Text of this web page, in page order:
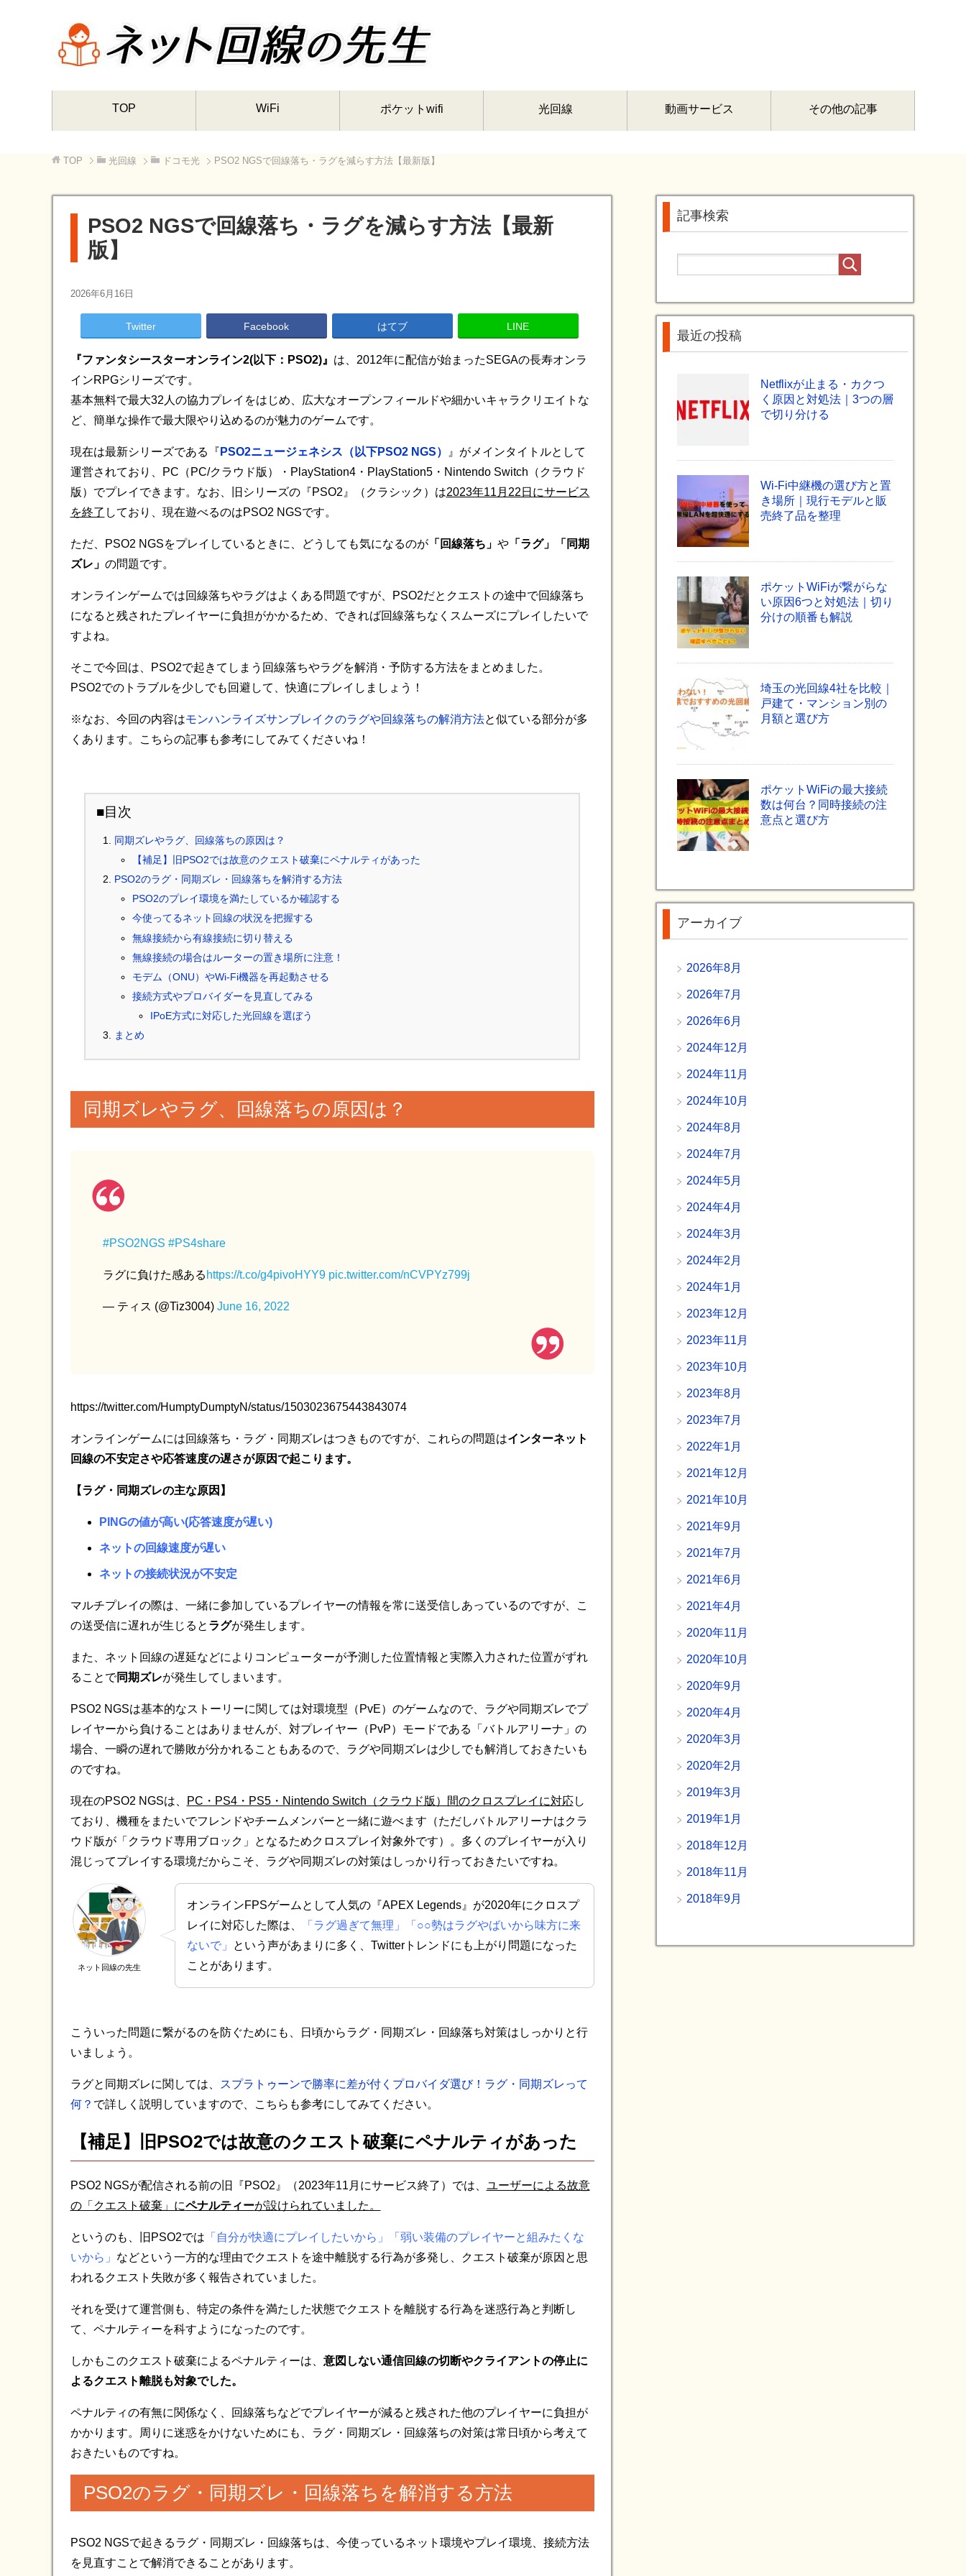
TOP WiFi ポケットwifi 光回線 動画サービス その他の記事
TOP 光回線 ドコモ光 PSO2 NGSで回線落ち・ラグを減らす方法【最新版】
PSO2 NGSで回線落ち・ラグを減らす方法【最新
版】
2026年6月16日
Twitter Facebook はてブ LINE
『ファンタシースターオンライン2(以下：PSO2)』 は、2012年に配信が始まったSEGAの長寿オンラ
インRPGシリーズです。
基本無料で最大32人の協力プレイをはじめ、広大なオープンフィールドや細かいキャラクリエイトな
ど、簡単な操作で最大限やり込めるのが魅力のゲームです。
現在は最新シリーズである『 PSO2ニュージェネシス（以下PSO2 NGS）
』がメインタイトルとして
運営されており、PC（PC/クラウド版）・PlayStation4・PlayStation5・Nintendo Switch（クラウド
版）でプレイできます。なお、旧シリーズの『PSO2』（クラシック）は2023年11月22日にサービス
を終了 しており、現在遊べるのはPSO2 NGSです。
ただ、PSO2 NGSをプレイしているときに、どうしても気になるのが「回線落ち」 や「ラグ」「同期
ズレ」 の問題です。
オンラインゲームでは回線落ちやラグはよくある問題ですが、PSO2だとクエストの途中で回線落ち
になると残されたプレイヤーに負担がかかるため、できれば回線落ちなくスムーズにプレイしたいで
すよね。
そこで今回は、PSO2で起きてしまう回線落ちやラグを解消・予防する方法をまとめました。
PSO2でのトラブルを少しでも回避して、快適にプレイしましょう！
※なお、今回の内容はモンハンライズサンブレイクのラグや回線落ちの解消方法と似ている部分が多
くあります。こちらの記事も参考にしてみてくださいね！
■目次
同期ズレやラグ、回線落ちの原因は？
【補足】旧PSO2では故意のクエスト破棄にペナルティがあった
PSO2のラグ・同期ズレ・回線落ちを解消する方法
PSO2のプレイ環境を満たしているか確認する
今使ってるネット回線の状況を把握する
無線接続から有線接続に切り替える
無線接続の場合はルーターの置き場所に注意！
モデム（ONU）やWi-Fi機器を再起動させる
接続方式やプロバイダーを見直してみる
IPoE方式に対応した光回線を選ぼう
まとめ
同期ズレやラグ、回線落ちの原因は？
#PSO2NGS #PS4share
ラグに負けた感ある https://t.co/g4pivoHYY9 pic.twitter.com/nCVPYz799j
— ティス (@Tiz3004) June 16, 2022
https://twitter.com/HumptyDumptyN/status/1503023675443843074
オンラインゲームには回線落ち・ラグ・同期ズレはつきものですが、これらの問題はインターネット
回線の不安定さや応答速度の遅さが原因で起こります。
【ラグ・同期ズレの主な原因】
PINGの値が高い(応答速度が遅い)
ネットの回線速度が遅い
ネットの接続状況が不安定
マルチプレイの際は、一緒に参加しているプレイヤーの情報を常に送受信しあっているのですが、こ
の送受信に遅れが生じると ラグが発生します。
また、ネット回線の遅延などによりコンピューターが予測した位置情報と実際入力された位置がずれ
ることで同期ズレが発生してしまいます。
PSO2 NGSは基本的なストーリーに関しては対環境型（PvE）のゲームなので、ラグや同期ズレでプ
レイヤーから負けることはありませんが、対プレイヤー（PvP）モードである「バトルアリーナ」の
場合、一瞬の遅れで勝敗が分かれることもあるので、ラグや同期ズレは少しでも解消しておきたいも
のですね。
現在のPSO2 NGSは、 PC・PS4・PS5・Nintendo Switch（クラウド版）間のクロスプレイに対応し
ており、機種をまたいでフレンドやチームメンバーと一緒に遊べます（ただしバトルアリーナはクラ
ウド版が「クラウド専用ブロック」となるためクロスプレイ対象外です）。多くのプレイヤーが入り
混じってプレイする環境だからこそ、ラグや同期ズレの対策はしっかり行っておきたいですね。
ネット回線の先生
オンラインFPSゲームとして人気の『APEX Legends』が2020年にクロスプ
レイに対応した際は、
「ラグ過ぎて無理」「○○勢はラグやばいから味方に来
ないで」 という声があまりに多く、Twitterトレンドにも上がり問題になった
ことがあります。
こういった問題に繋がるのを防ぐためにも、日頃からラグ・同期ズレ・回線落ち対策はしっかりと行
いましょう。
ラグと同期ズレに関しては、
スプラトゥーンで勝率に差が付くプロバイダ選び！ラグ・同期ズレって
何？ で詳しく説明していますので、こちらも参考にしてみてください。
【補足】旧PSO2では故意のクエスト破棄にペナルティがあった
PSO2 NGSが配信される前の旧『PSO2』（2023年11月にサービス終了）では、 ユーザーによる故意
の「クエスト破棄」にペナルティーが設けられていました。
というのも、旧PSO2では 「自分が快適にプレイしたいから」「弱い装備のプレイヤーと組みたくな
いから」 などという一方的な理由でクエストを途中離脱する行為が多発し、クエスト破棄が原因と思
われるクエスト失敗が多く報告されていました。
それを受けて運営側も、特定の条件を満たした状態でクエストを離脱する行為を迷惑行為と判断し
て、ペナルティーを科すようになったのです。
しかもこのクエスト破棄によるペナルティーは、 意図しない通信回線の切断やクライアントの停止に
よるクエスト離脱も対象でした。
ペナルティの有無に関係なく、回線落ちなどでプレイヤーが減ると残された他のプレイヤーに負担が
かかります。周りに迷惑をかけないためにも、ラグ・同期ズレ・回線落ちの対策は常日頃から考えて
おきたいものですね。
PSO2のラグ・同期ズレ・回線落ちを解消する方法
PSO2 NGSで起きるラグ・同期ズレ・回線落ちは、今使っているネット環境やプレイ環境、接続方法
を見直すことで解消できることがあります。
記事検索
最近の投稿
Netflixが止まる・カクつ
く原因と対処法｜3つの層
で切り分ける
Wi-Fi中継機の選び方と置
き場所｜現行モデルと販
売終了品を整理
ポケットWiFiが繋がらな
い原因6つと対処法｜切り
分けの順番も解説
埼玉の光回線4社を比較｜
戸建て・マンション別の
月額と選び方
ポケットWiFiの最大接続
数は何台？同時接続の注
意点と選び方
アーカイブ
2026年8月
2026年7月
2026年6月
2024年12月
2024年11月
2024年10月
2024年8月
2024年7月
2024年5月
2024年4月
2024年3月
2024年2月
2024年1月
2023年12月
2023年11月
2023年10月
2023年8月
2023年7月
2022年1月
2021年12月
2021年10月
2021年9月
2021年7月
2021年6月
2021年4月
2020年11月
2020年10月
2020年9月
2020年4月
2020年3月
2020年2月
2019年3月
2019年1月
2018年12月
2018年11月
2018年9月